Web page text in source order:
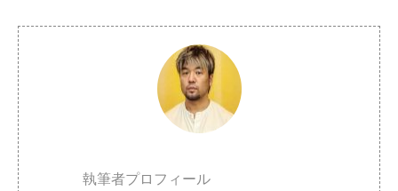
執筆者プロフィール